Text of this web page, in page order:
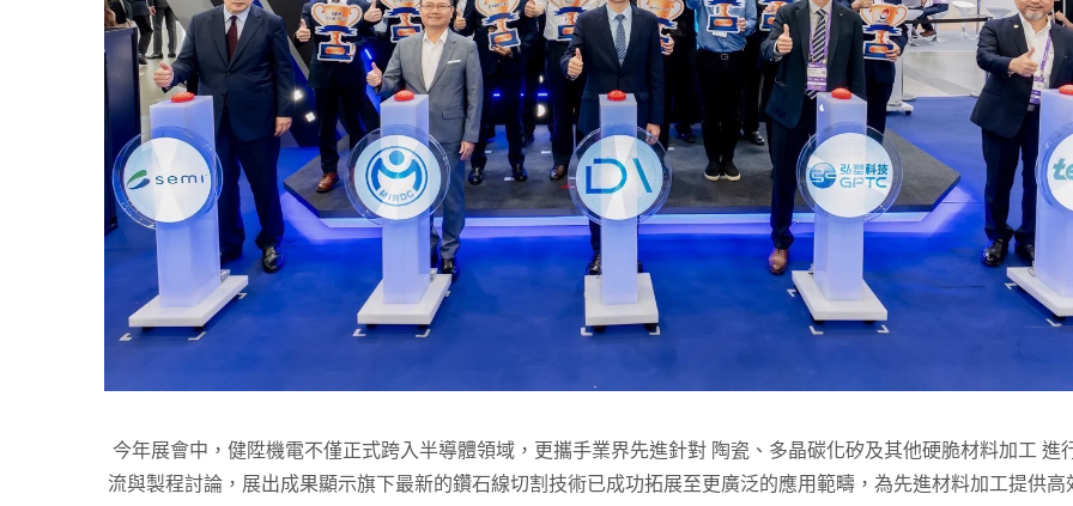
今年展會中，健陞機電不僅正式跨入半導體領域，更攜手業界先進針對 陶瓷、多晶碳化矽及其他硬脆材料加工 進
流與製程討論，展出成果顯示旗下最新的鑽石線切割技術已成功拓展至更廣泛的應用範疇，為先進材料加工提供高